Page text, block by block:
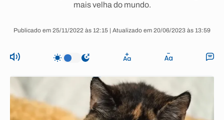
mais velha do mundo.
Publicado em 25/11/2022 às 12:15 | Atualizado em 20/06/2023 às 13:59